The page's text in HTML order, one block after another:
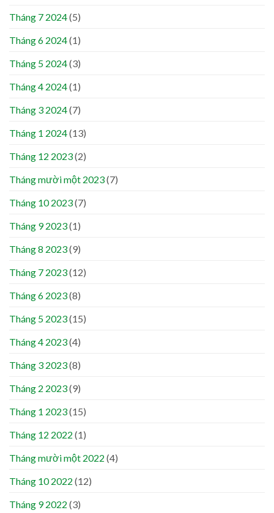
Tháng 7 2024(5)
Tháng 6 2024(1)
Tháng 5 2024(3)
Tháng 4 2024(1)
Tháng 3 2024(7)
Tháng 1 2024(13)
Tháng 12 2023(2)
Tháng mười một 2023(7)
Tháng 10 2023(7)
Tháng 9 2023(1)
Tháng 8 2023(9)
Tháng 7 2023(12)
Tháng 6 2023(8)
Tháng 5 2023(15)
Tháng 4 2023(4)
Tháng 3 2023(8)
Tháng 2 2023(9)
Tháng 1 2023(15)
Tháng 12 2022 (1)
Tháng mười một 2022 (4)
Tháng 10 2022 (12)
Tháng 9 2022 (3)